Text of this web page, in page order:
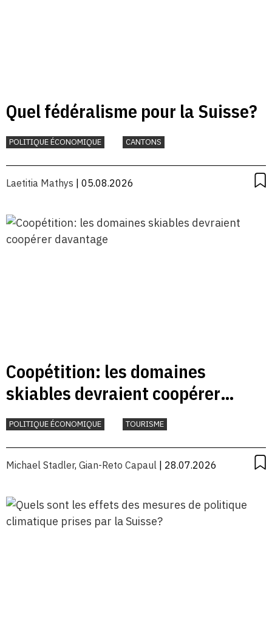
Quel fédéralisme pour la Suisse?
POLITIQUE ÉCONOMIQUE CANTONS
Laetitia Mathys | 05.08.2026
Coopétition: les domaines
skiables devraient coopérer
davantage
POLITIQUE ÉCONOMIQUE TOURISME
Michael Stadler, Gian-Reto Capaul | 28.07.2026